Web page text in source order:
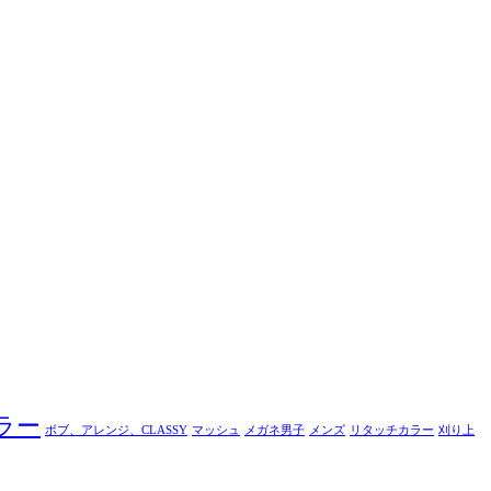
ー ボブ、アレンジ、CLASSY マッシュ メガネ男子 メンズ リタッチカラー 刈り上